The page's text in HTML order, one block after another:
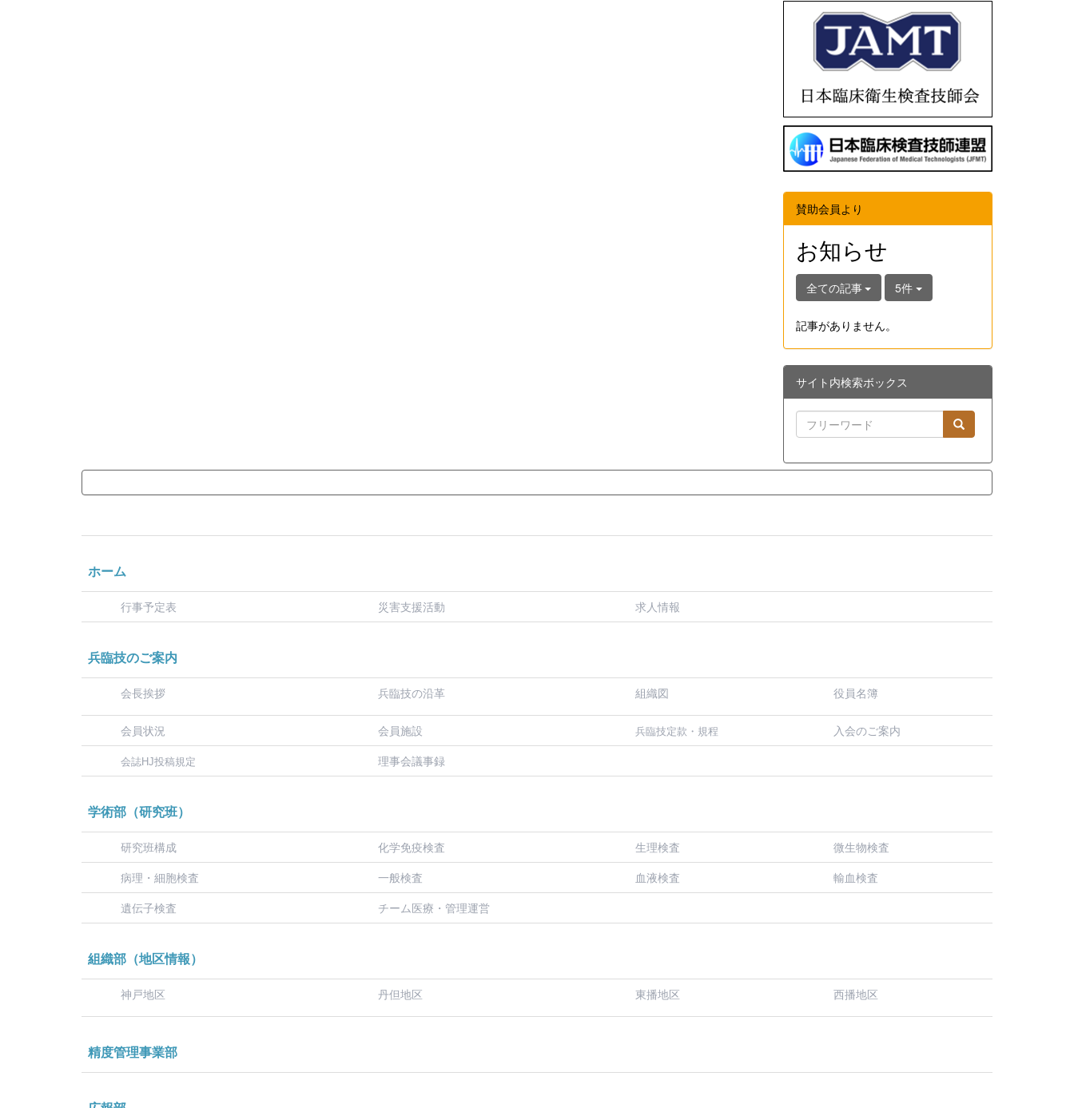
賛助会員より
お知らせ
全ての記事 5件
記事がありません。
サイト内検索ボックス
ホーム
行事予定表 災害支援活動 求人情報
兵臨技のご案内
会長挨拶 兵臨技の沿革 組織図 役員名簿
会員状況 会員施設 兵臨技定款・規程 入会のご案内
会誌HJ投稿規定 理事会議事録
学術部（研究班）
研究班構成 化学免疫検査 生理検査
微生物検査
病理・細胞検査
一般検査 血液検査
輸血検査
遺伝子検査
チーム医療・管理運営
組織部（地区情報）
神戸地区 丹但地区 東播地区 西播地区
精度管理事業部